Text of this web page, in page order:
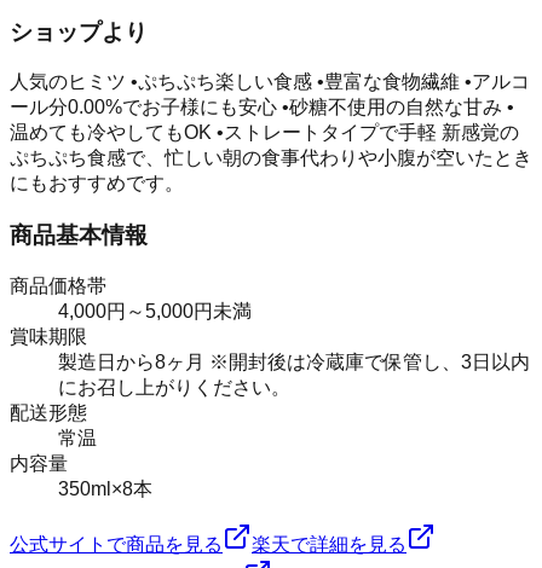
ショップより
人気のヒミツ •ぷちぷち楽しい食感 •豊富な食物繊維 •アルコ
ール分0.00%でお子様にも安心 •砂糖不使用の自然な甘み •
温めても冷やしてもOK •ストレートタイプで手軽 新感覚の
ぷちぷち食感で、忙しい朝の食事代わりや小腹が空いたとき
にもおすすめです。
商品基本情報
商品価格帯
4,000円～5,000円未満
賞味期限
製造日から8ヶ月 ※開封後は冷蔵庫で保管し、3日以内
にお召し上がりください。
配送形態
常温
内容量
350ml×8本
公式サイトで商品を見る
楽天で詳細を見る